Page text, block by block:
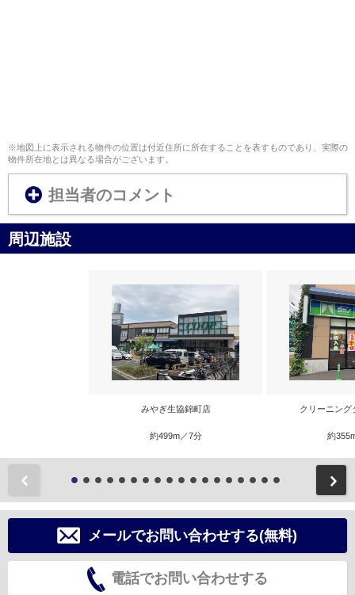
※地図上に表示される物件の位置は付近住所に所在することを表すものであり、実際の
物件所在地とは異なる場合がございます。
担当者のコメント
周辺施設
みやぎ生協錦町店
約499m／7分
クリーニング
約
メールでお問い合わせする(無料)
電話でお問い合わせする